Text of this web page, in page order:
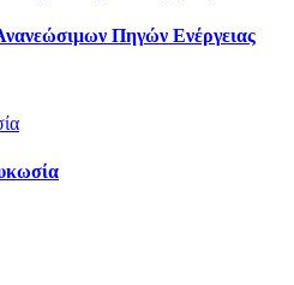
Πηγών Ενέργειας